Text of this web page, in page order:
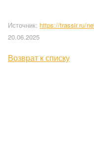
Источник: https://trassir.ru/
20.06.2025
Возврат к списку